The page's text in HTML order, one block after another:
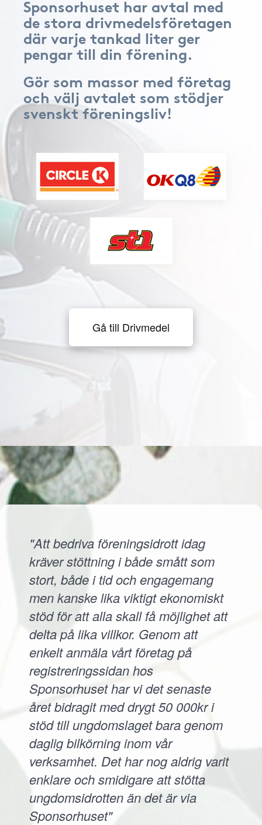
Sponsorhuset har avtal med
de stora drivmedelsföretagen
där varje tankad liter ger
pengar till din förening.
Gör som massor med företag
och välj avtalet som stödjer
svenskt föreningsliv!
Gå till Drivmedel
"Att bedriva föreningsidrott idag
kräver stöttning i både smått som
stort, både i tid och engagemang
men kanske lika viktigt ekonomiskt
stöd för att alla skall få möjlighet att
delta på lika villkor. Genom att
enkelt anmäla vårt företag på
registreringssidan hos
Sponsorhuset har vi det senaste
året bidragit med drygt 50 000kr i
stöd till ungdomslaget bara genom
daglig bilkörning inom vår
verksamhet. Det har nog aldrig varit
enklare och smidigare att stötta
ungdomsidrotten än det är via
Sponsorhuset"